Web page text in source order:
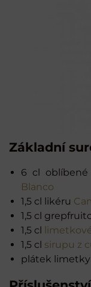
Základní
6 cl oblíbené
Blanco
1,5 cl likéru
1,5 cl
1,5 cl
1,5 cl sirupu z
plátek